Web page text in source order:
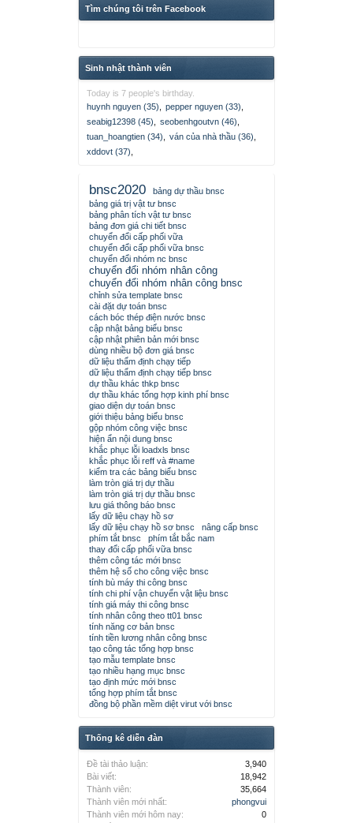
Tìm chúng tôi trên Facebook
Sinh nhật thành viên
Today is 7 people's birthday.
huynh nguyen (35)
pepper nguyen (33)
seabig12398 (45)
seobenhgoutvn (46)
tuan_hoangtien (34)
ván của nhà thầu (36)
xddovt (37)
bnsc2020
bảng dự thầu bnsc
bảng giá trị vật tư bnsc
bảng phân tích vật tư bnsc
bảng đơn giá chi tiết bnsc
chuyển đổi cấp phối vữa
chuyển đổi cấp phối vữa bnsc
chuyển đổi nhóm nc bnsc
chuyển đổi nhóm nhân công
chuyển đổi nhóm nhân công bnsc
chỉnh sửa template bnsc
cài đặt dự toán bnsc
cách bóc thép điện nước bnsc
cập nhật bảng biểu bnsc
cập nhật phiên bản mới bnsc
dùng nhiều bộ đơn giá bnsc
dữ liệu thẩm định chạy tiếp
dữ liệu thẩm định chạy tiếp bnsc
dự thầu khác thkp bnsc
dự thầu khác tổng hợp kinh phí bnsc
giao diện dự toán bnsc
giới thiệu bảng biểu bnsc
gộp nhóm công việc bnsc
hiện ẩn nội dung bnsc
khắc phục lỗi loadxls bnsc
khắc phục lỗi reff và #name
kiểm tra các bảng biểu bnsc
làm tròn giá trị dự thầu
làm tròn giá trị dự thầu bnsc
lưu giá thông báo bnsc
lấy dữ liệu chạy hồ sơ
lấy dữ liệu chạy hồ sơ bnsc
nâng cấp bnsc
phím tắt bnsc
phím tắt bắc nam
thay đổi cấp phối vữa bnsc
thêm công tác mới bnsc
thêm hệ số cho công việc bnsc
tính bù máy thi công bnsc
tính chi phí vận chuyển vật liệu bnsc
tính giá máy thi công bnsc
tính nhân công theo tt01 bnsc
tính năng cơ bản bnsc
tính tiền lương nhân công bnsc
tạo công tác tổng hợp bnsc
tạo mẫu template bnsc
tạo nhiều hạng mục bnsc
tạo định mức mới bnsc
tổng hợp phím tắt bnsc
đồng bộ phần mềm diệt virut với bnsc
Thống kê diễn đàn
Đề tài thảo luận:
3,940
Bài viết:
18,942
Thành viên:
35,664
Thành viên mới nhất:
phongvui
Thành viên mới hôm nay:
0